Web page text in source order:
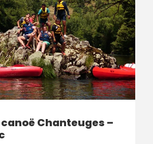
canoë Chanteuges –